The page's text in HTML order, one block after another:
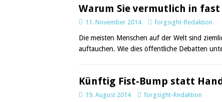
Warum Sie vermutlich in
11. November 2014 forgsight-Redaktion
Die meisten Menschen auf der Welt sind
auftauchen. Wie dies öffentliche Debatten
Künftig Fist-Bump statt
19. August 2014 forgsight-Redaktion